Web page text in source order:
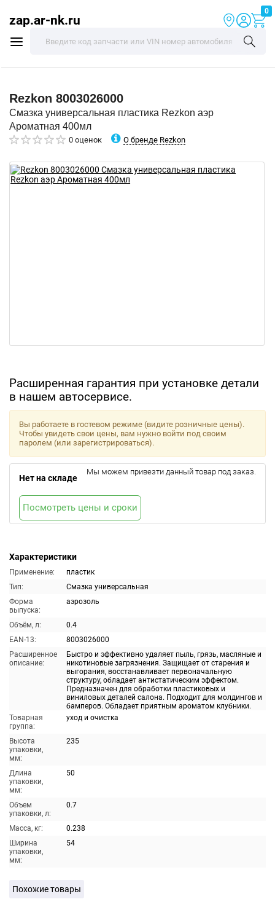
zap.ar-nk.ru
0
Rezkon 8003026000
Смазка универсальная пластика Rezkon аэр
Ароматная 400мл
0 оценок О бренде Rezkon
Расширенная гарантия при установке детали
в нашем автосервисе.
Характеристики
Применение:
пластик
Тип:
Смазка универсальная
Форма
выпуска:
аэрозоль
Объём, л:
0.4
EAN-13:
8003026000
Расширенное
описание:
Быстро и эффективно удаляет пыль, грязь, масляные и
никотиновые загрязнения. Защищает от старения и
выгорания, восстанавливает первоначальную
структуру, обладает антистатическим эффектом.
Предназначен для обработки пластиковых и
виниловых деталей салона. Подходит для молдингов и
бамперов. Обладает приятным ароматом клубники.
Товарная
группа:
уход и очистка
Высота
упаковки,
мм:
235
Длина
упаковки,
мм:
50
Объем
упаковки, л:
0.7
Масса, кг:
0.238
Ширина
упаковки,
мм:
54
Вы работаете в гостевом режиме (видите розничные цены).
Чтобы увидеть свои цены, вам нужно войти под своим
паролем (или зарегистрироваться).
Нет на складе
Мы можем привезти данный товар под заказ.
Посмотреть цены и сроки
Похожие товары